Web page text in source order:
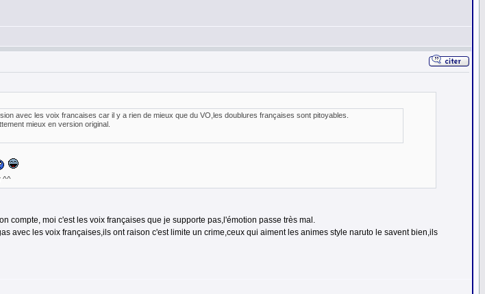
avec les voix francaises car il y a rien de mieux que du VO,les doublures françaises sont pitoyables.
mieux en version original.
^^
compte, moi c'est les voix françaises que je supporte pas,l'émotion passe très mal.
avec les voix françaises,ils ont raison c'est limite un crime,ceux qui aiment les animes style naruto le savent bien,ils